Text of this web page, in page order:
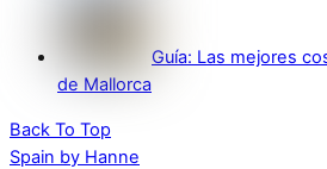
Guía: Las mejores
de Mallorca
Back To Top
Spain by Hanne